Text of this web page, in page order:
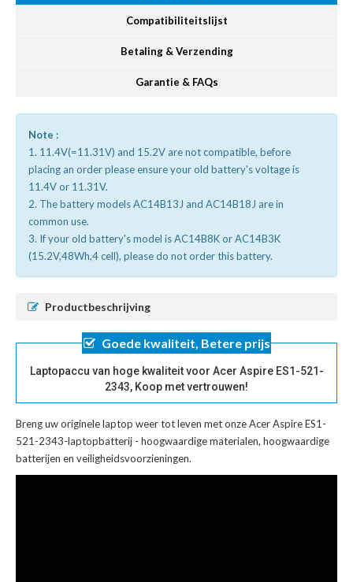
Compatibiliteitslijst
Betaling & Verzending
Garantie & FAQs
Note :
1. 11.4V(=11.31V) and 15.2V are not compatible, before
placing an order please ensure your old battery's voltage is
11.4V or 11.31V.
2. The battery models AC14B13J and AC14B18J are in
common use.
3. If your old battery's model is AC14B8K or AC14B3K
(15.2V,48Wh,4 cell), please do not order this battery.
Productbeschrijving
Goede kwaliteit, Betere prijs
Laptopaccu van hoge kwaliteit voor Acer Aspire ES1-521-
2343, Koop met vertrouwen!
Breng uw originele laptop weer tot leven met onzeAcer Aspire ES1-
521-2343-laptopbatterij - hoogwaardige materialen, hoogwaardige
batterijen en veiligheidsvoorzieningen.